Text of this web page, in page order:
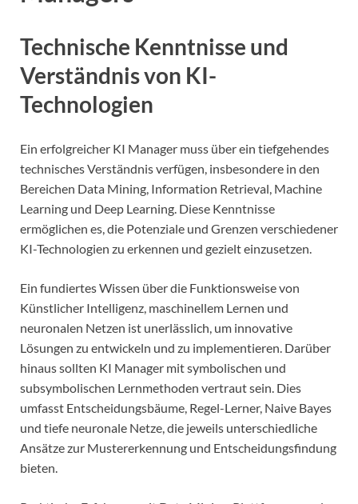
Technische Kenntnisse und
Verständnis von KI-
Technologien
Ein erfolgreicher KI Manager muss über ein tiefgehendes
technisches Verständnis verfügen, insbesondere in den
Bereichen Data Mining, Information Retrieval, Machine
Learning und Deep Learning. Diese Kenntnisse
ermöglichen es, die Potenziale und Grenzen verschiedener
KI-Technologien zu erkennen und gezielt einzusetzen.
Ein fundiertes Wissen über die Funktionsweise von
Künstlicher Intelligenz, maschinellem Lernen und
neuronalen Netzen ist unerlässlich, um innovative
Lösungen zu entwickeln und zu implementieren. Darüber
hinaus sollten KI Manager mit symbolischen und
subsymbolischen Lernmethoden vertraut sein. Dies
umfasst Entscheidungsbäume, Regel-Lerner, Naive Bayes
und tiefe neuronale Netze, die jeweils unterschiedliche
Ansätze zur Mustererkennung und Entscheidungsfindung
bieten.